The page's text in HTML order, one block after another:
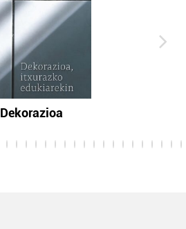
Dekorazioa